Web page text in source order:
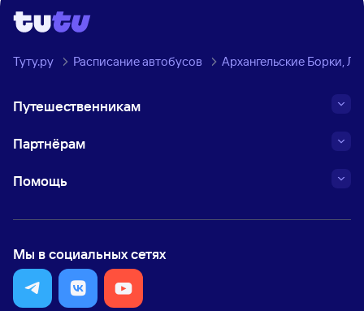
Туту.ру Расписание автобусов Архангельские Борки,
Путешественникам
Партнёрам
Помощь
Мы в социальных сетях